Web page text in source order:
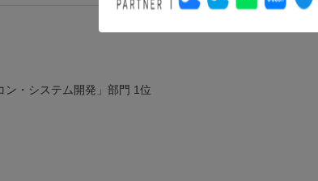
・システム開発」部門 1位